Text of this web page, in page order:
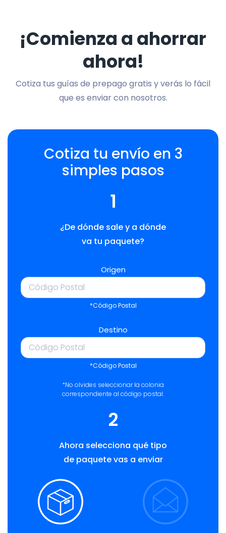
¡Comienza a ahorrar
ahora!
Cotiza tus guías de prepago gratis y verás lo fácil
que es enviar con nosotros.
Cotiza tu envío en 3
simples pasos
1
¿De dónde sale y a dónde
va tu paquete?
Origen
*Código Postal
Destino
*Código Postal
*No olvides seleccionar la colonia
correspondiente al código postal.
2
Ahora selecciona qué tipo
de paquete vas a enviar